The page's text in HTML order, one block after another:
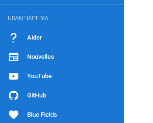
URANTIAPEDIA
Aider
Nouvelles
YouTube
GitHub
Blue Fields